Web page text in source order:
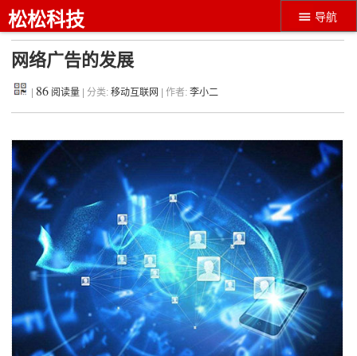
导航
松松科技
网络广告的发展
86 阅读量 | 分类:移动互联网 | 作者:李小二